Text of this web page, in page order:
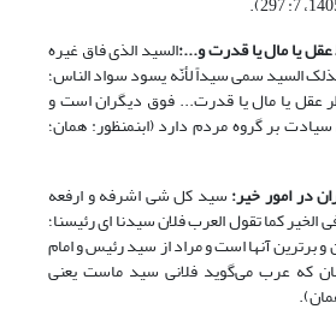
السید الذی فاق غیره
السید سمی سیداً لأنّه یسود سواد الناس؛
یا مال یا قدرت... فوق دیگران است و
بر گروه مردم دارد (ابن‏منظور: همان؛
سید کل شی اشرفه و ارفعه
الخیر کما تقول العرب فلان سیدنا ای رئیسنا؛
آنها است و مراد از سید رئیس و امام
که عرب می‌گوید فلانی سید ماست یعنی